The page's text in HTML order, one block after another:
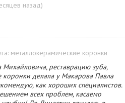
назад)
металлокерамические коронки
реставрацию зуба,
коронки делала у Макарова Павла
как хороших специалистов.
всех проблем, касаемо